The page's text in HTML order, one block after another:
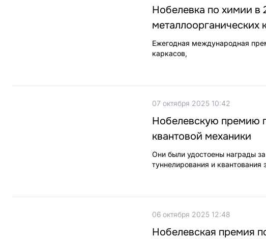
Нобелевка по химии в
металлоорганических
Ежегодная международная
каркасов,
07 октября 2025 10:42
Нобелевскую премию
квантовой механики
Они были удостоены награды
туннелирования и квантования
06 октября 2025 12:48
Нобелевская премия